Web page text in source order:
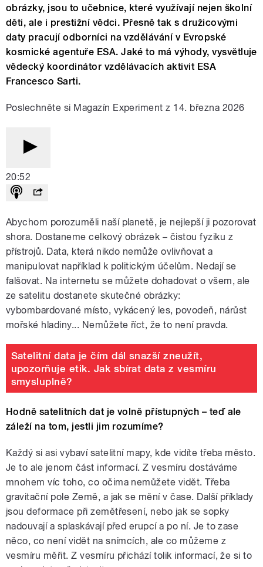
obrázky, jsou to učebnice, které využívají nejen školní
děti, ale i prestižní vědci. Přesně tak s družicovými
daty pracují odborníci na vzdělávání v Evropské
kosmické agentuře ESA. Jaké to má výhody, vysvětluje
vědecký koordinátor vzdělávacích aktivit ESA
Francesco Sarti.
Poslechněte si Magazín Experiment z 14. března 2026
20:52
Abychom porozuměli naší planetě, je nejlepší ji pozorovat
shora. Dostaneme celkový obrázek – čistou fyziku z
přístrojů. Data, která nikdo nemůže ovlivňovat a
manipulovat například k politickým účelům. Nedají se
falšovat. Na internetu se můžete dohadovat o všem, ale
ze satelitu dostanete skutečné obrázky:
vybombardované místo, vykácený les, povodeň, nárůst
mořské hladiny... Nemůžete říct, že to není pravda.
Satelitní data je čím dál snazší zneužít,
upozorňuje etik. Jak sbírat data z vesmíru
smysluplně?
Hodně satelitních dat je volně přístupných – teď ale
záleží na tom, jestli jim rozumíme?
Každý si asi vybaví satelitní mapy, kde vidíte třeba město.
Je to ale jenom část informací. Z vesmíru dostáváme
mnohem víc toho, co očima nemůžete vidět. Třeba
gravitační pole Země, a jak se mění v čase. Další příklady
jsou deformace při zemětřesení, nebo jak se sopky
nadouvají a splaskávají před erupcí a po ní. Je to zase
něco, co není vidět na snímcích, ale co můžeme z
vesmíru měřit. Z vesmíru přichází tolik informací, že si to